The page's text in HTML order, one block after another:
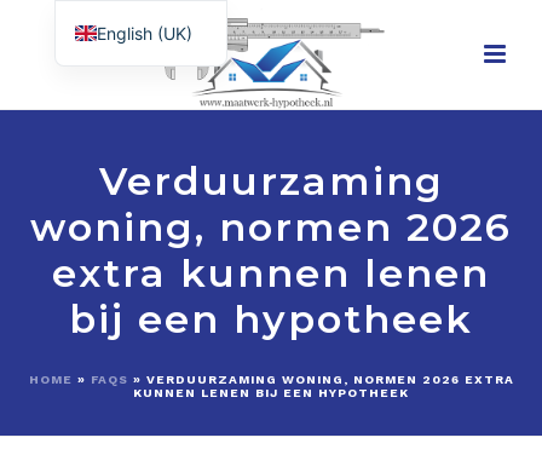
Verduurzaming
woning, normen 2026
extra kunnen lenen
bij een hypotheek
HOME » FAQS » VERDUURZAMING WONING, NORMEN 2026 EXTRA
KUNNEN LENEN BIJ EEN HYPOTHEEK
English (UK)
Nederlands